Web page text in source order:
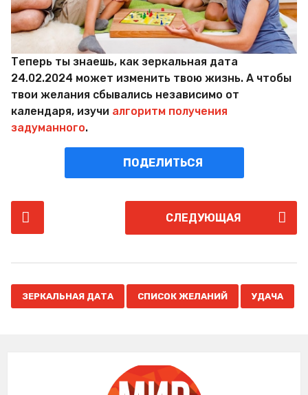
Теперь ты знаешь, как зеркальная дата
24.02.2024 может изменить твою жизнь. А чтобы
твои желания сбывались независимо от
календаря, изучи алгоритм получения
задуманного.
ПОДЕЛИТЬСЯ
o
P
СЛЕДУЮЩАЯ
ЗЕРКАЛЬНАЯ ДАТА СПИСОК ЖЕЛАНИЙ УДАЧА